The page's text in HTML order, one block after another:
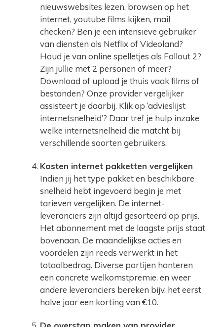
nieuwswebsites lezen, browsen op het
internet, youtube films kijken, mail
checken? Ben je een intensieve gebruiker
van diensten als Netflix of Videoland?
Houd je van online spelletjes als Fallout 2?
Zijn jullie met 2 personen of meer?
Download of upload je thuis vaak films of
bestanden? Onze provider vergelijker
assisteert je daarbij. Klik op ‘advieslijst
internetsnelheid’? Daar tref je hulp inzake
welke internetsnelheid die matcht bij
verschillende soorten gebruikers.
Kosten internet pakketten vergelijken
Indien jij het type pakket en beschikbare
snelheid hebt ingevoerd begin je met
tarieven vergelijken. De internet-
leveranciers zijn altijd gesorteerd op prijs.
Het abonnement met de laagste prijs staat
bovenaan. De maandelijkse acties en
voordelen zijn reeds verwerkt in het
totaalbedrag. Diverse partijen hanteren
een concrete welkomstpremie, en weer
andere leveranciers bereken bijv. het eerst
halve jaar een korting van €10.